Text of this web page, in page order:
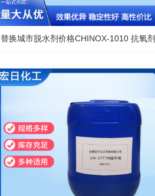
替换城市脱水剂价格CHINOX-1010 抗氧剂